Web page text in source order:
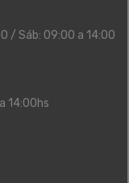
/ Sáb: 09:00 a 14:00
14:00hs